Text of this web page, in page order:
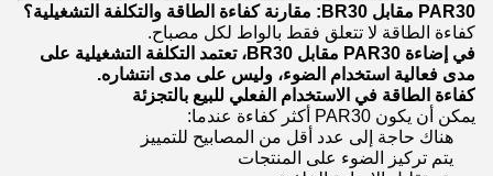
PAR30 مقابل BR30: مقارنة كفاءة الطاقة والتكلفة التشغيلية؟
كفاءة الطاقة لا تتعلق فقط بالواط لكل مصباح.
في إضاءة PAR30 مقابل BR30، تعتمد التكلفة التشغيلية على
مدى فعالية استخدام الضوء، وليس على مدى انتشاره.
كفاءة الطاقة في الاستخدام الفعلي للبيع بالتجزئة
يمكن أن يكون PAR30 أكثر كفاءة عندما:
هناك حاجة إلى عدد أقل من المصابيح للتمييز
يتم تركيز الضوء على المنتجات